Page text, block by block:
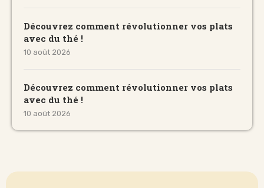
Découvrez comment révolutionner vos plats
avec du thé !
10 août 2026
Découvrez comment révolutionner vos plats
avec du thé !
10 août 2026